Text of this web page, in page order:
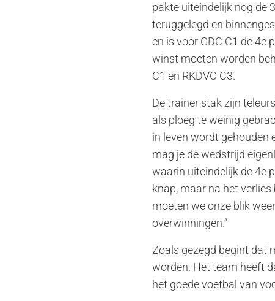
pakte uiteindelijk nog de
teruggelegd en
en is voor GDC C1 de
winst moeten worden
C1 en RKDVC C3.
De trainer stak zijn
als ploeg te weinig
in leven wordt gehouden
mag je de wedstrijd
waarin uiteindelijk de 4e
knap, maar na het
moeten we onze blik
overwinningen.”
Zoals gezegd begint dat
worden. Het team heeft
het goede voetbal van